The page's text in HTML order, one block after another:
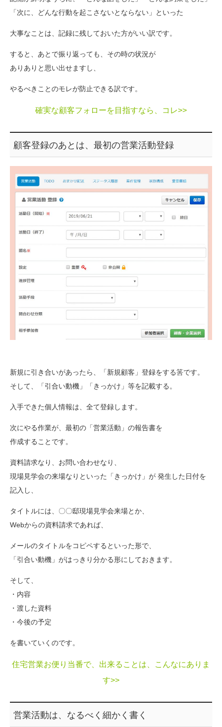
「次に、どんな行動を起こさないとならない」といった
大事なことは、記録に残しておいた方がいい訳です。
すると、あとで振り返っても、その時の状況が
ありありと思い出せますし、
やるべきことのモレが防止できる訳です。
確実な顧客フォローを目指すなら、コレ>>
顧客登録のあとは、最初の営業活動登録
新規に引き合いがあったら、「新規顧客」登録をする筈です。
そして、「引合い動機」「きっかけ」等を記載する。
入手できた個人情報は、全て登録します。
次にやる作業が、最初の「営業活動」の報告書を
作成することです。
資料請求なり、お問い合わせなり、
現場見学会の来場なりといった「きっかけ」が 発生した日付を
記入し、
タイトルには、〇〇邸現場見学会来場とか、
Webからの資料請求であれば、
メールのタイトルをコピペするといった形で、
「引合い動機」がはっきり分かる形にしておきます。
そして、
・内容
・渡した資料
・今後の予定
を書いていくのです。
住宅営業お便り当番で、出来ることは、こんなにありま
す>>
営業活動は、なるべく細かく書く